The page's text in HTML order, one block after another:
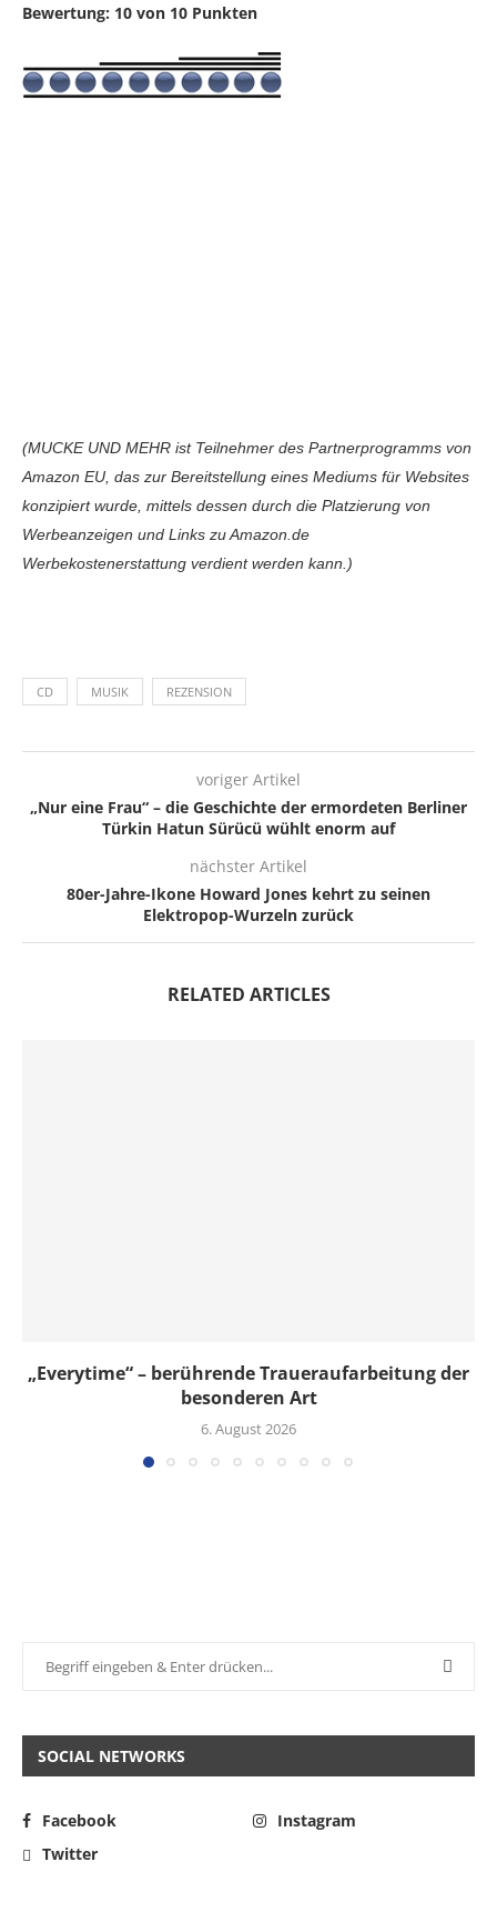
Bewertung: 10 von 10 Punkten
(MUCKE UND MEHR ist Teilnehmer des Partnerprogramms von
Amazon EU, das zur Bereitstellung eines Mediums für Websites
konzipiert wurde, mittels dessen durch die Platzierung von
Werbeanzeigen und Links zu Amazon.de
Werbekostenerstattung verdient werden kann.)
CD MUSIK REZENSION
voriger Artikel
„Nur eine Frau“ – die Geschichte der ermordeten Berliner
Türkin Hatun Sürücü wühlt enorm auf
nächster Artikel
80er-Jahre-Ikone Howard Jones kehrt zu seinen
Elektropop-Wurzeln zurück
RELATED ARTICLES
„Everytime“ – berührende Traueraufarbeitung der
besonderen Art
6. August 2026
SOCIAL NETWORKS
Facebook
Instagram
Twitter